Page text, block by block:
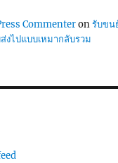
Commenteronรับขน
งไปแบบเหมากลับรวม